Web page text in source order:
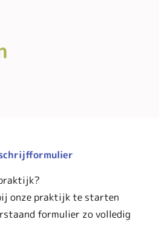
onze praktijk te starten
formulier zo volledig